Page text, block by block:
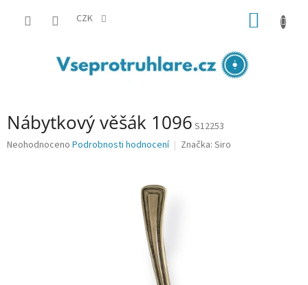
CZK
Nábytkový věšák 1096 S12253
Průměrné
Neohodnoceno Podrobnosti hodnocení Značka: Siro